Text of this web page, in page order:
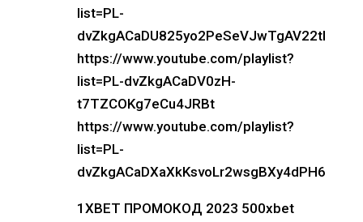
list=PL-
dvZkgACaDU825yo2PeSeVJwTgAV22tI
https://www.youtube.com/playlist?
list=PL-dvZkgACaDV0zH-
t7TZCOKg7eCu4JRBt
https://www.youtube.com/playlist?
list=PL-
dvZkgACaDXaXkKsvoLr2wsgBXy4dPH6
1XBET ПРОМОКОД 2023 500xbet